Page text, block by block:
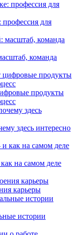
для
команда
продукты
здесь интересно
на самом деле
карьеры
истории